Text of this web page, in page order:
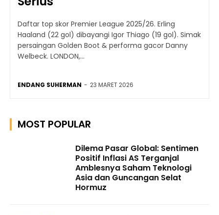
Daftar top skor Premier League 2025/26. Erling
Haaland (22 gol) dibayangi Igor Thiago (19 gol). Simak
persaingan Golden Boot & performa gacor Danny
Welbeck. LONDON,...
ENDANG SUHERMAN - 23 MARET 2026
MOST POPULAR
Dilema Pasar Global: Sentimen
Positif Inflasi AS Terganjal
Amblesnya Saham Teknologi
Asia dan Guncangan Selat
Hormuz